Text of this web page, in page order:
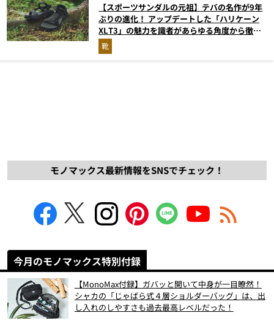
【スポーツサンダルの元祖】テバの名作が9年
ぶりの進化！ アップデートした「ハリケーン
XLT3」の魅力を識者があらゆる角度から徹底
解説！
靴
モノマックス最新情報をSNSでチェック！
今月のモノマックス特別付録
【MonoMax付録】ガバッと開いて中身が一目瞭然！
シャカの「じゃばら式４層ショルダーバッグ」は、出
し入れのしやすさも過去最高レベルだった！